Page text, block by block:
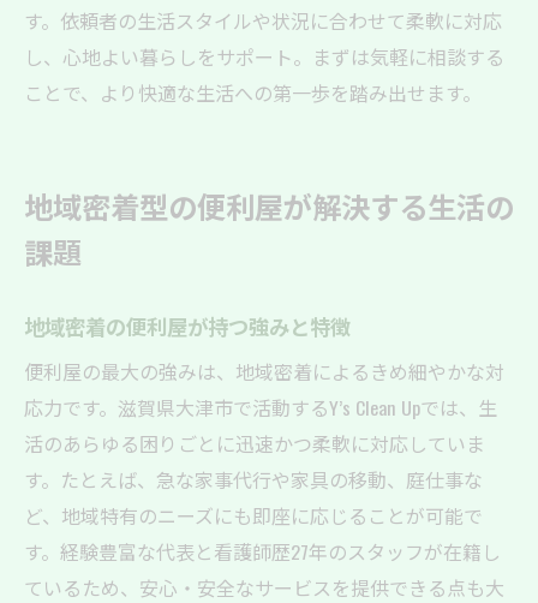
す。依頼者の生活スタイルや状況に合わせて柔軟に対応
し、心地よい暮らしをサポート。まずは気軽に相談する
ことで、より快適な生活への第一歩を踏み出せます。
地域密着型の便利屋が解決する生活の
課題
地域密着の便利屋が持つ強みと特徴
便利屋の最大の強みは、地域密着によるきめ細やかな対
応力です。滋賀県大津市で活動するY’s Clean Upでは、生
活のあらゆる困りごとに迅速かつ柔軟に対応していま
す。たとえば、急な家事代行や家具の移動、庭仕事な
ど、地域特有のニーズにも即座に応じることが可能で
す。経験豊富な代表と看護師歴27年のスタッフが在籍し
ているため、安心・安全なサービスを提供できる点も大